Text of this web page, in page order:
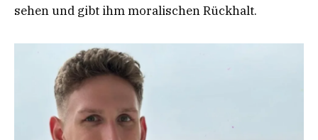
sehen und gibt ihm moralischen Rückhalt.